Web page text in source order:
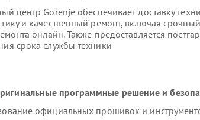
центр Gorenje обеспечивает доставку
и качественный ремонт, включая
онлайн. Также предоставляется
срока службы техники
программные решение и
официальных прошивок и